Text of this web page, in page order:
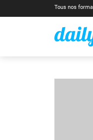
Tous nos